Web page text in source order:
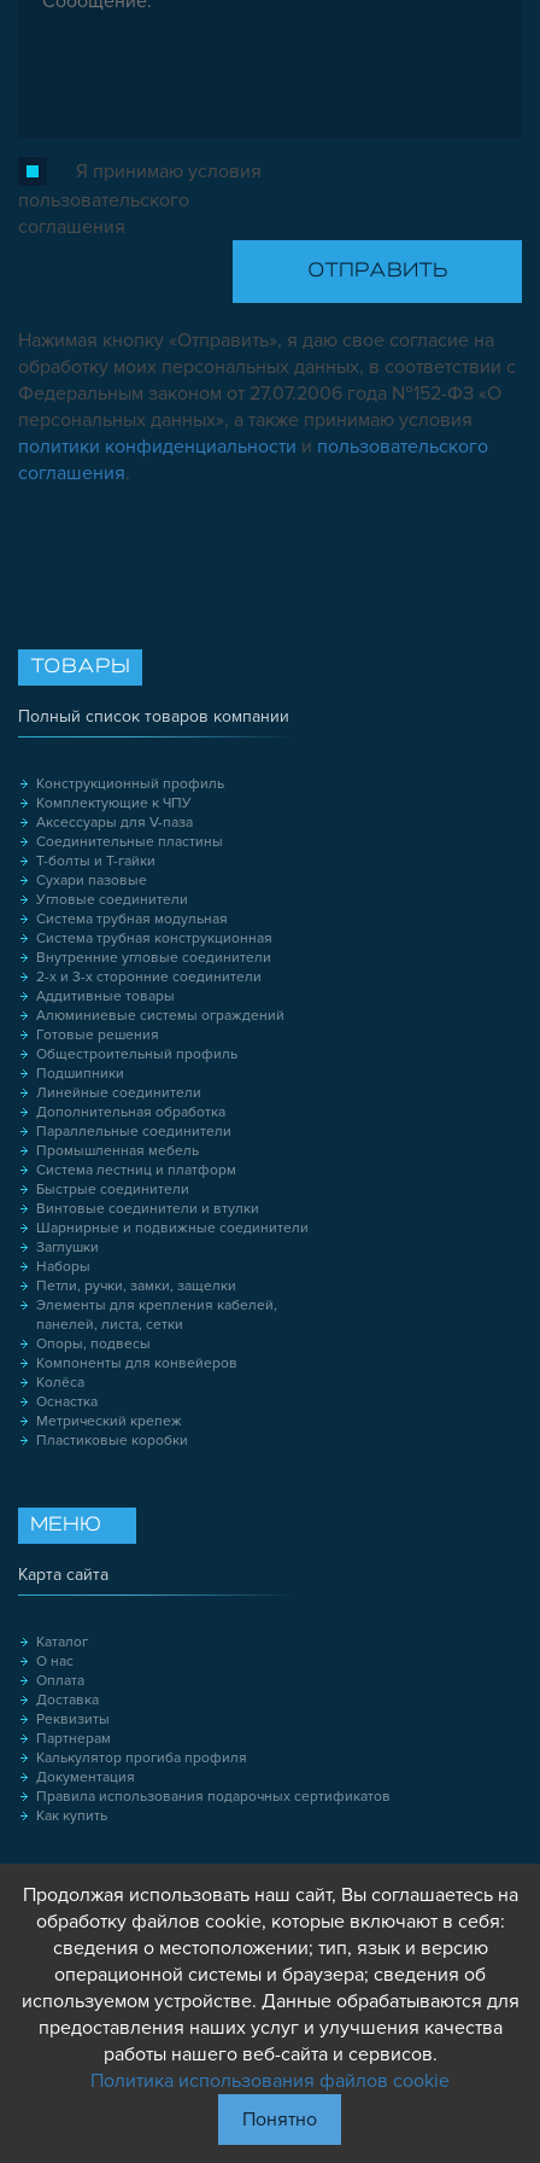
Я принимаю условия
пользовательского
соглашения
Нажимая кнопку «Отправить», я даю свое согласие на
обработку моих персональных данных, в соответствии с
Федеральным законом от 27.07.2006 года №152-ФЗ «О
персональных данных», а также принимаю условия
политики конфиденциальности и пользовательского
соглашения.
ТОВАРЫ
Полный список товаров компании
Конструкционный профиль
Комплектующие к ЧПУ
Аксессуары для V-паза
Соединительные пластины
Т-болты и Т-гайки
Сухари пазовые
Угловые соединители
Система трубная модульная
Система трубная конструкционная
Внутренние угловые соединители
2-х и 3-х сторонние соединители
Аддитивные товары
Алюминиевые системы ограждений
Готовые решения
Общестроительный профиль
Подшипники
Линейные соединители
Дополнительная обработка
Параллельные соединители
Промышленная мебель
Система лестниц и платформ
Быстрые соединители
Винтовые соединители и втулки
Шарнирные и подвижные соединители
Заглушки
Наборы
Петли, ручки, замки, защелки
Элементы для крепления кабелей,
панелей, листа, сетки
Опоры, подвесы
Компоненты для конвейеров
Колёса
Оснастка
Метрический крепеж
Пластиковые коробки
МЕНЮ
Карта сайта
Каталог
О нас
Оплата
Доставка
Реквизиты
Партнерам
Калькулятор прогиба профиля
Документация
Правила использования подарочных сертификатов
Как купить
Продолжая использовать наш сайт, Вы соглашаетесь на
обработку файлов cookie, которые включают в себя:
сведения о местоположении; тип, язык и версию
операционной системы и браузера; сведения об
используемом устройстве. Данные обрабатываются для
предоставления наших услуг и улучшения качества
работы нашего веб-сайта и сервисов.
Политика использования файлов cookie
Понятно